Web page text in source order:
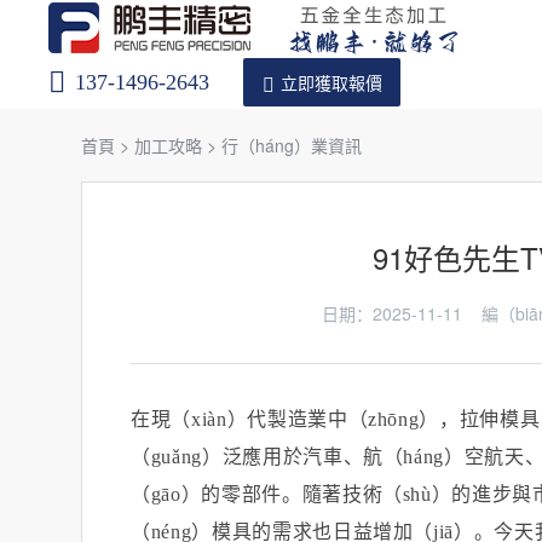
137-1496-2643 立即獲取報價
首頁 >加工攻略 >行（háng）業資訊
91好色先生
日期：2025-11-11 編（
在現（xiàn）代製造業中（zhōng），拉伸模
（guǎng）泛應用於汽車、航（háng）空航
（gāo）的零部件。隨著技術（shù）的進步
（néng）模具的需求也日益增加（jiā）。今